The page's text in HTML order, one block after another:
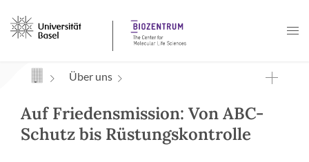
Navigation mit Access Keys
Über uns
Auf Friedensmission: Von ABC-
Schutz bis Rüstungskontrolle